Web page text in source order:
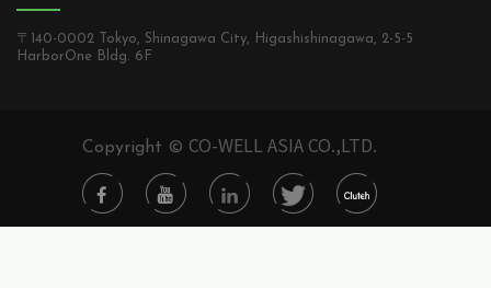
〒140-0002 Tokyo, Shinagawa City, Higashishinagawa, 2-5-5
HarborOne Bldg. 6F
Copyright © CO-WELL ASIA CO.,LTD.